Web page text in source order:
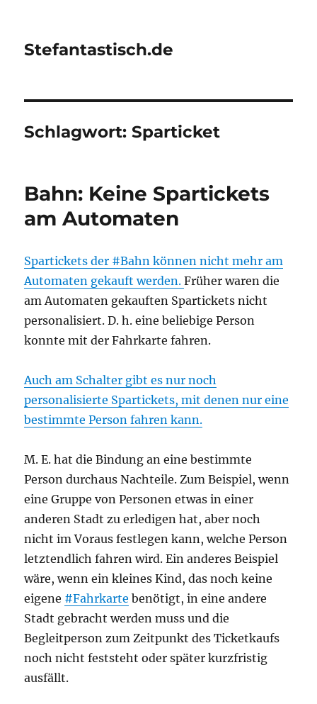
Stefantastisch.de
Schlagwort:Sparticket
Bahn: Keine Spartickets
am Automaten
Spartickets der #Bahn können nicht mehr am
Automaten gekauft werden.Früher waren die
am Automaten gekauften Spartickets nicht
personalisiert. D. h. eine beliebige Person
konnte mit der Fahrkarte fahren.
Auch am Schalter gibt es nur noch
personalisierte Spartickets, mit denen nur eine
bestimmte Person fahren kann.
M. E. hat die Bindung an eine bestimmte
Person durchaus Nachteile. Zum Beispiel, wenn
eine Gruppe von Personen etwas in einer
anderen Stadt zu erledigen hat, aber noch
nicht im Voraus festlegen kann, welche Person
letztendlich fahren wird. Ein anderes Beispiel
wäre, wenn ein kleines Kind, das noch keine
eigene #Fahrkarte benötigt, in eine andere
Stadt gebracht werden muss und die
Begleitperson zum Zeitpunkt des Ticketkaufs
noch nicht feststeht oder später kurzfristig
ausfällt.